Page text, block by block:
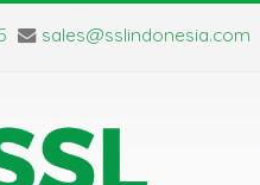
sales@sslindonesia.com